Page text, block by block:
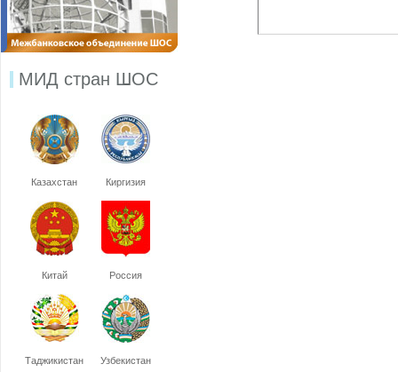
МИД стран ШОС
Казахстан Киргизия
Китай Россия
Таджикистан Узбекистан